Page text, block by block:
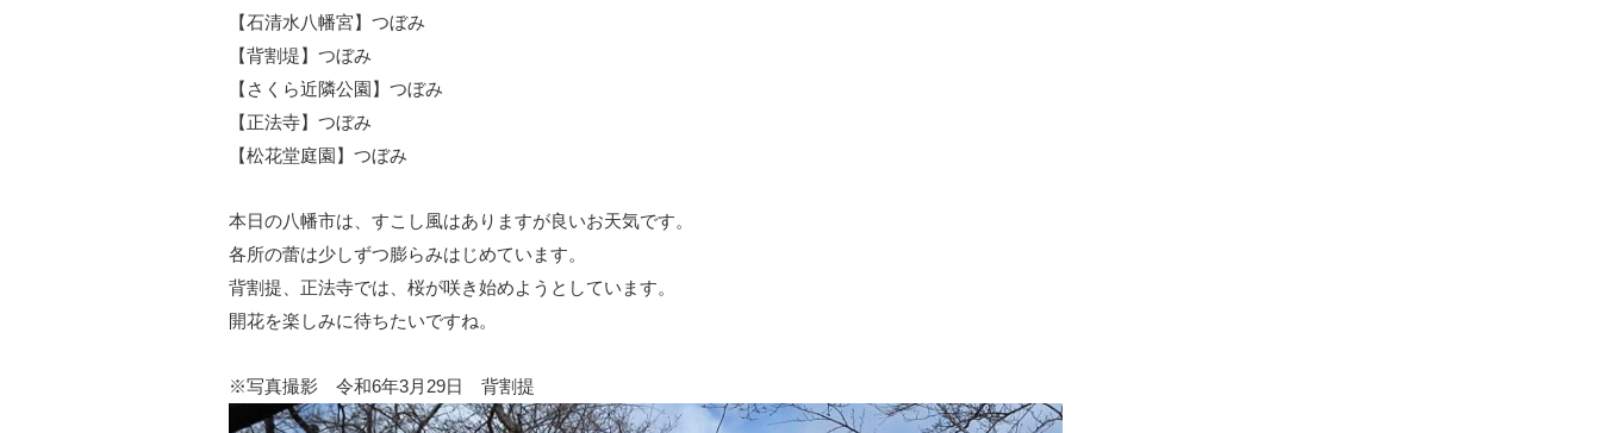
【石清水八幡宮】つぼみ
【背割堤】つぼみ
【さくら近隣公園】つぼみ
【正法寺】つぼみ
【松花堂庭園】つぼみ
本日の八幡市は、すこし風はありますが良いお天気です。
各所の蕾は少しずつ膨らみはじめています。
背割提、正法寺では、桜が咲き始めようとしています。
開花を楽しみに待ちたいですね。
※写真撮影 令和6年3月29日 背割提